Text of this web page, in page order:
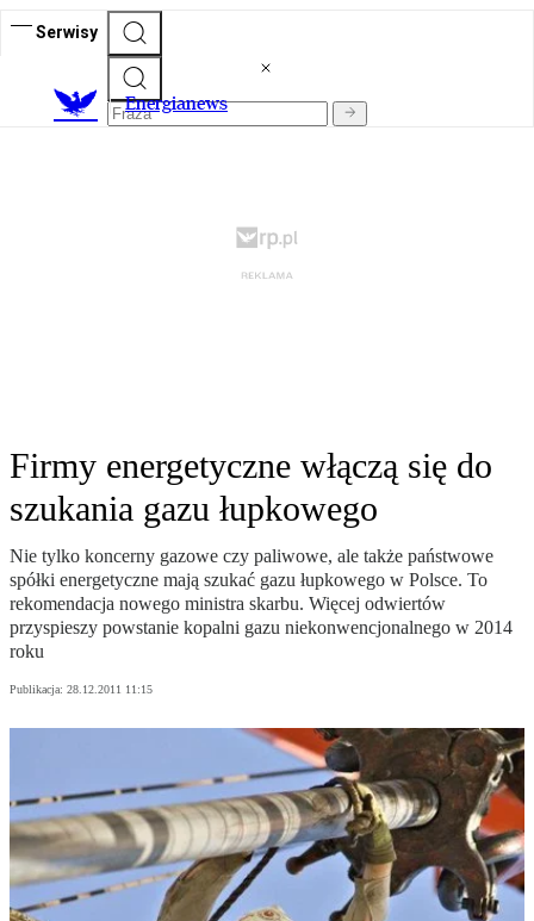
Serwisy
Energianews
Firmy energetyczne włączą się do
szukania gazu łupkowego
Nie tylko koncerny gazowe czy paliwowe, ale także państwowe
spółki energetyczne mają szukać gazu łupkowego w Polsce. To
rekomendacja nowego ministra skarbu. Więcej odwiertów
przyspieszy powstanie kopalni gazu niekonwencjonalnego w 2014
roku
Publikacja: 28.12.2011 11:15